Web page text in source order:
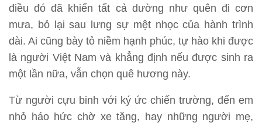
điều đó đã khiến tất cả dường như quên đi cơn
mưa, bỏ lại sau lưng sự mệt nhọc của hành trình
dài. Ai cũng bày tỏ niềm hạnh phúc, tự hào khi được
là người Việt Nam và khẳng định nếu được sinh ra
một lần nữa, vẫn chọn quê hương này.
Từ người cựu binh với ký ức chiến trường, đến em
nhỏ háo hức chờ xe tăng, hay những người mẹ,